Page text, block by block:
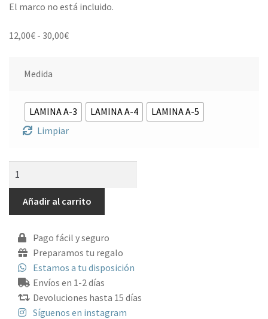
El marco no está incluido.
12,00€ - 30,00€Rango
hasta
30,00€
Medida
LAMINA A-3 LAMINA A-4
LAMINA A-5
Limpiar
Apolo
cantidad
Añadir al carrito
Pago fácil y seguro
Preparamos tu regalo
Estamos a tu disposición
Envíos en 1-2 días
Devoluciones hasta 15 días
Síguenos en instagram